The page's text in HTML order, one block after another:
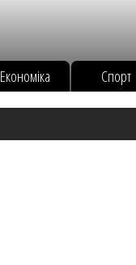
Економіка Спорт